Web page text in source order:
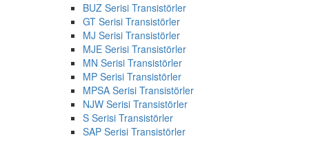
BUZ Serisi Transistörler
GT Serisi Transistörler
MJ Serisi Transistörler
MJE Serisi Transistörler
MN Serisi Transistörler
MP Serisi Transistörler
MPSA Serisi Transistörler
NJW Serisi Transistörler
S Serisi Transistörler
SAP Serisi Transistörler